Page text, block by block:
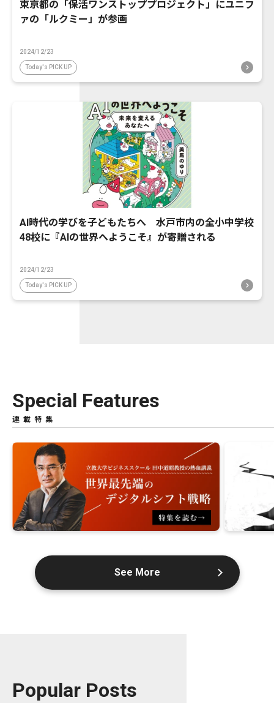
東京都の「保活ワンストッププロジェクト」にユニフ
ァの「ルクミー」が参画
2024/12/23
Today's PICK UP
AI時代の学びを子どもたちへ 水戸市内の全小中学校
48校に『AIの世界へようこそ』が寄贈される
2024/12/23
Today's PICK UP
Special Features
連載特集
See More
Popular Posts